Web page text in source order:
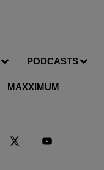
PODCASTS
MAXXIMUM